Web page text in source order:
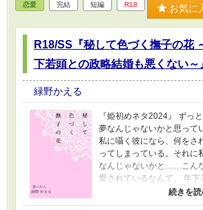
恋愛 完結 短編 R18 お気に
R18/SS『秘して色づく撫子の花
下若頭との政略結婚も悪くない～
緑野かえる
『姫初めネタ2024』 ずっ
夢なんじゃないかと思って
私に囁く彼になら、何をさ
ってしまっている。それに
なんじゃないかと……こん
愛されているなんて。 年下
て甘やかされての約12000
初め話です。 (全5話、本